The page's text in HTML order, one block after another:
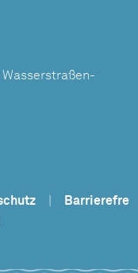
Wasserstraßen-
Barrierefre